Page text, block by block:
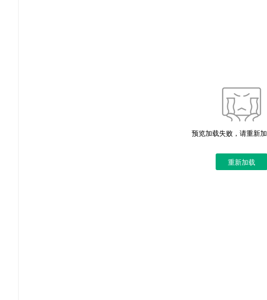
预览加载失败，请重新
重新加载